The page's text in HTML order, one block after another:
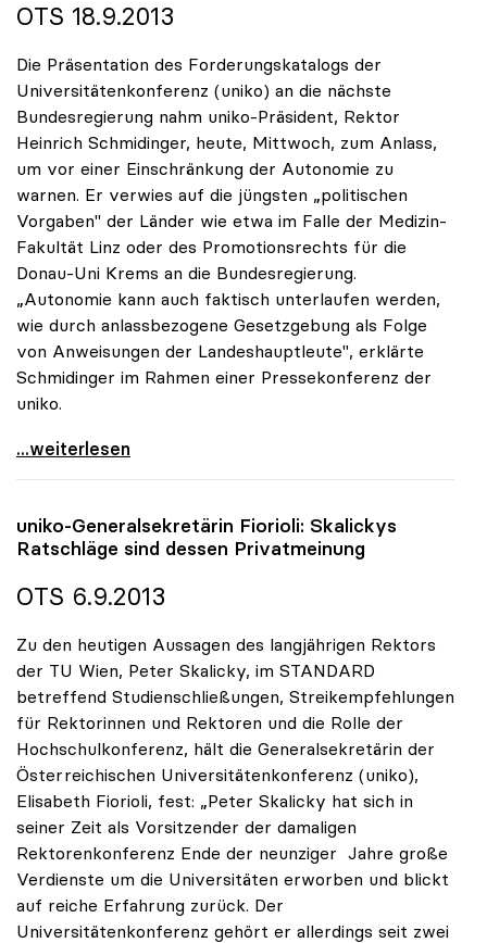
OTS 18.9.2013
Die Präsentation des Forderungskatalogs der
Universitätenkonferenz (uniko) an die nächste
Bundesregierung nahm uniko-Präsident, Rektor
Heinrich Schmidinger, heute, Mittwoch, zum Anlass,
um vor einer Einschränkung der Autonomie zu
warnen. Er verwies auf die jüngsten „politischen
Vorgaben" der Länder wie etwa im Falle der Medizin-
Fakultät Linz oder des Promotionsrechts für die
Donau-Uni Krems an die Bundesregierung.
„Autonomie kann auch faktisch unterlaufen werden,
wie durch anlassbezogene Gesetzgebung als Folge
von Anweisungen der Landeshauptleute", erklärte
Schmidinger im Rahmen einer Pressekonferenz der
uniko.
Schmidinger warnt vor Einschränkungen der
...weiterlesen
uniko-Generalsekretärin Fiorioli: Skalickys
Ratschläge sind dessen Privatmeinung
OTS 6.9.2013
Zu den heutigen Aussagen des langjährigen Rektors
der TU Wien, Peter Skalicky, im STANDARD
betreffend Studienschließungen, Streikempfehlungen
für Rektorinnen und Rektoren und die Rolle der
Hochschulkonferenz, hält die Generalsekretärin der
Österreichischen Universitätenkonferenz (uniko),
Elisabeth Fiorioli, fest: „Peter Skalicky hat sich in
seiner Zeit als Vorsitzender der damaligen
Rektorenkonferenz Ende der neunziger Jahre große
Verdienste um die Universitäten erworben und blickt
auf reiche Erfahrung zurück. Der
Universitätenkonferenz gehört er allerdings seit zwei